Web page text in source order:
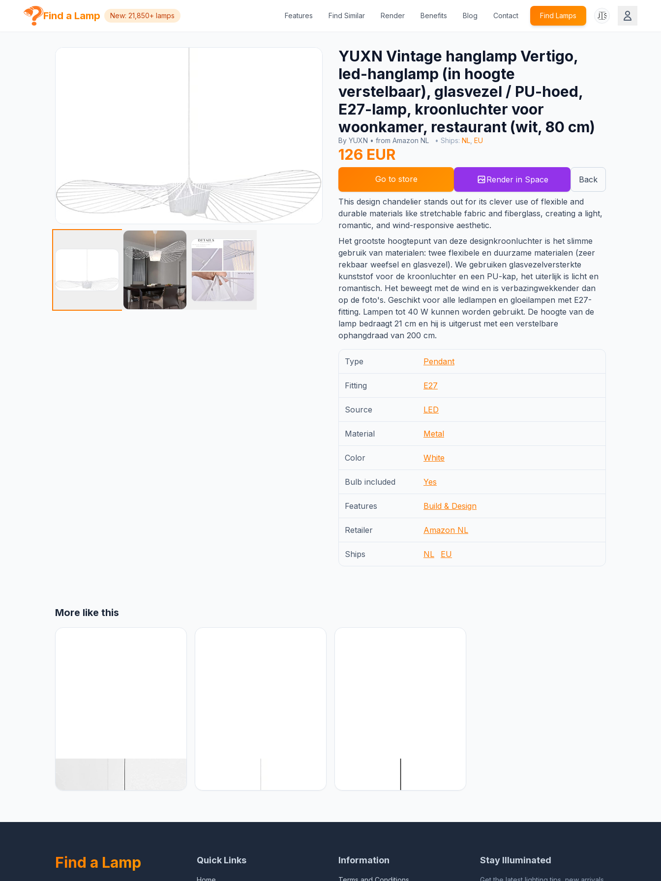
Find a Lamp New: 21,850+ lamps Features Find Similar Render Benefits Blog Contact Find Lamps 🇺🇸
YUXN Vintage hanglamp Vertigo,
led-hanglamp (in hoogte
verstelbaar), glasvezel / PU-hoed,
E27-lamp, kroonluchter voor
woonkamer, restaurant (wit, 80 cm)
By YUXN • from Amazon NL • Ships: NL EU
126 EUR
Go to store Render in Space Back
This design chandelier stands out for its clever use of flexible and
durable materials like stretchable fabric and fiberglass, creating a light,
romantic, and wind-responsive aesthetic.
Het grootste hoogtepunt van deze designkroonluchter is het slimme
gebruik van materialen: twee flexibele en duurzame materialen (zeer
rekbaar weefsel en glasvezel). We gebruiken glasvezelversterkte
kunststof voor de kroonluchter en een PU-kap, het uiterlijk is licht en
romantisch. Het beweegt met de wind en is verbazingwekkender dan
op de foto's. Geschikt voor alle ledlampen en gloeilampen met E27-
fitting. Lampen tot 40 W kunnen worden gebruikt. De hoogte van de
lamp bedraagt 21 cm en hij is uitgerust met een verstelbare
ophangdraad van 200 cm.
Type Pendant
Fitting E27
Source LED
Material Metal
Color White
Bulb included Yes
Features Build & Design
Retailer Amazon NL
Ships NL EU
More like this
(licht in hoogte verstelbaar)
verstelbaar), glasvezel / PU-hoed,
hoogte verstelbaar)
Find a Lamp Quick Links Information Stay Illuminated